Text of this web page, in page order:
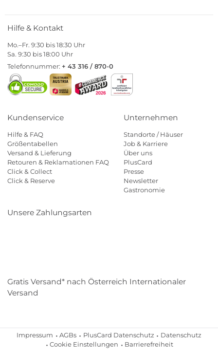
Hilfe & Kontakt
Mo.–Fr. 9:30 bis 18:30 Uhr
Sa. 9:30 bis 18:00 Uhr
Telefonnummer: + 43 316 / 870-0
Kundenservice
Hilfe & FAQ
Größentabellen
Versand & Lieferung
Retouren & Reklamationen FAQ
Click & Collect
Click & Reserve
Unternehmen
Standorte / Häuser
Job & Karriere
Über uns
PlusCard
Presse
Newsletter
Gastronomie
Unsere Zahlungsarten
Gratis Versand* nach Österreich Internationaler
Versand
Impressum AGBs PlusCard Datenschutz
Datenschutz
Cookie Einstellungen
Barrierefreiheit